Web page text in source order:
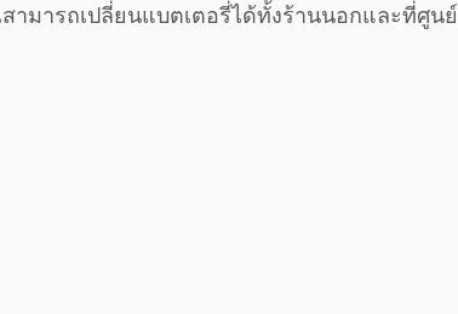
ร์จไม่เข้า Macbook OnePlus
ามารถเปลี่ยนแบตเตอรี่ได้ทั้งร้านนอกและที่ศูนย์